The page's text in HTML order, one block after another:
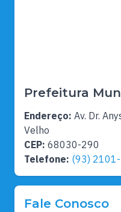
Prefeitura
Endereço: Av. Dr.
Velho
CEP: 68030-290
Telefone: (93)
Fale Conosco